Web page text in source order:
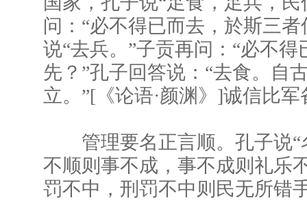
问：“必不得已而去，於斯三
说“去兵。”子贡再问：“必不
先？”孔子回答说：“去食。自
立。”[《论语·颜渊》]诚信比
管理要名正言顺。孔子说“
不顺则事不成，事不成则礼乐
罚不中，刑罚不中则民无所错